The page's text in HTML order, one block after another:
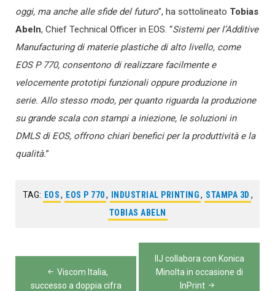
oggi, ma anche alle sfide del futuro”, ha sottolineato Tobias
Abeln, Chief Technical Officer in EOS. “Sistemi per l’Additive
Manufacturing di materie plastiche di alto livello, come
EOS P 770, consentono di realizzare facilmente e
velocemente prototipi funzionali oppure produzione in
serie. Allo stesso modo, per quanto riguarda la produzione
su grande scala con stampi a iniezione, le soluzioni in
DMLS di EOS, offrono chiari benefici per la produttività e la
qualità.”
TAG: EOS, EOS P 770, INDUSTRIAL PRINTING, STAMPA 3D ,
TOBIAS ABELN
Navigazione
articoliViscom Italia,
successo a doppia cifra
IIJ collabora con Konica
Minolta in occasione di
InPrint